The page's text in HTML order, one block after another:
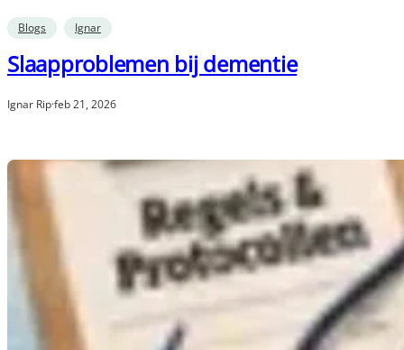
Blogs Ignar
Slaapproblemen bij dementie
Ignar Rip·feb 21, 2026